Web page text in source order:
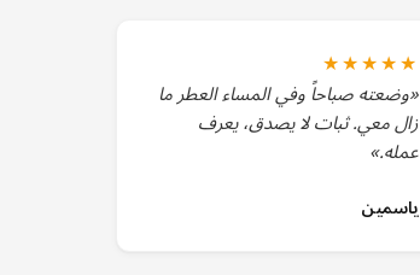
★★★★★
«وضعته صباحاً وفي المساء العطر ما
زال معي. ثبات لا يصدق، يعرف
عمله.»
ياسمين